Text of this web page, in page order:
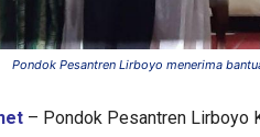
Pondok Pesantren Lirboyo menerima
– Pondok Pesantren Lirboyo